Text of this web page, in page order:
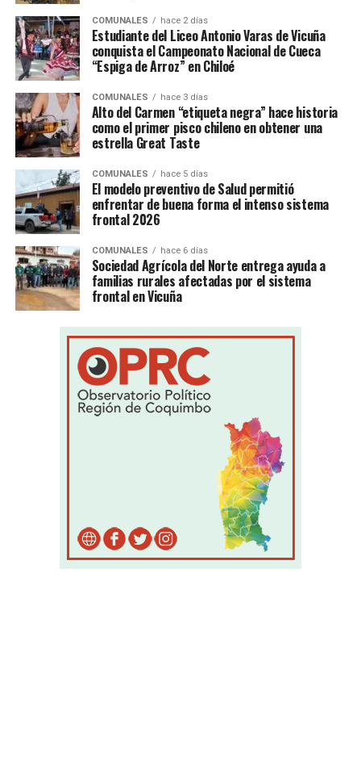
COMUNALES hace 2 días
Estudiante del Liceo Antonio Varas de Vicuña
conquista el Campeonato Nacional de Cueca
“Espiga de Arroz” en Chiloé
COMUNALES hace 3 días
Alto del Carmen “etiqueta negra” hace historia
como el primer pisco chileno en obtener una
estrella Great Taste
COMUNALES hace 5 días
El modelo preventivo de Salud permitió
enfrentar de buena forma el intenso sistema
frontal 2026
COMUNALES hace 6 días
Sociedad Agrícola del Norte entrega ayuda a
familias rurales afectadas por el sistema
frontal en Vicuña